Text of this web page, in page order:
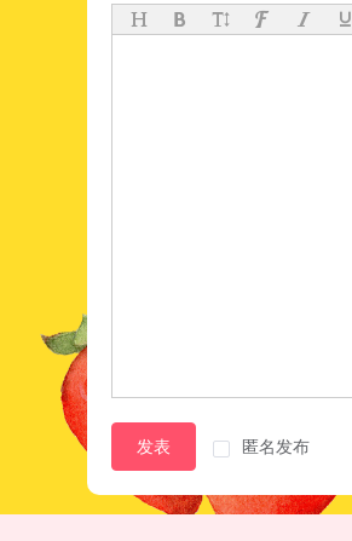
发表 匿名发布